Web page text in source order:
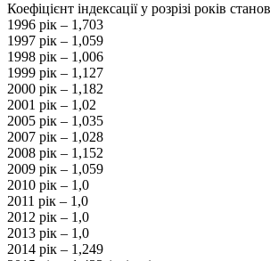
Коефіцієнт індексації у розрізі років
1996 рік – 1,703
1997 рік – 1,059
1998 рік – 1,006
1999 рік – 1,127
2000 рік – 1,182
2001 рік – 1,02
2005 рік – 1,035
2007 рік – 1,028
2008 рік – 1,152
2009 рік – 1,059
2010 рік – 1,0
2011 рік – 1,0
2012 рік – 1,0
2013 рік – 1,0
2014 рік – 1,249